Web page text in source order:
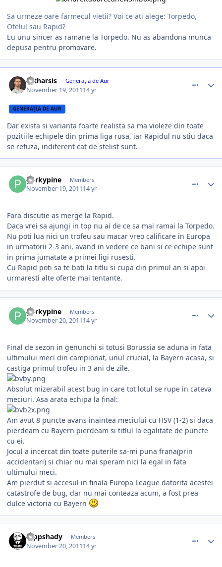
Sa urmeze oare farmecul vietii? Voi ce ati alege: Torpedo,
Otelul sau Rapid?
Eu unu sincer as ramane la Torpedo. Nu as abandona munca
depusa pentru promovare.
catharsis Generaţia de Aur
November 19, 201114 yr
GENERAŢIA DE AUR
Dar exista si varianta foarte realista sa ma violeze din toate
pozitiile echipele din prima liga rusa, iar Rapidul nu stiu daca
se refuza, indiferent cat de stelist sunt.
porkypine Members
November 19, 201114 yr
Fara discutie as merge la Rapid.
Daca vrei sa ajungi in top nu ai de ce sa mai ramai la Torpedo.
Nu poti lua nici un trofeu sau macar vreo calificare in Europa
in urmatorii 2-3 ani, avand in vedere ce bani si ce echipe sunt
in prima jumatate a primei ligi rusesti.
Cu Rapid poti sa te bati la titlu si cupa din primul an si apoi
urmaresti alte oferte mai tentante.
porkypine Members
November 20, 201114 yr
Final de sezon in genunchi si totusi Borussia se aduna in fata
ultimului meci din campionat, unul crucial, la Bayern acasa, si
castiga primul trofeu in 3 ani de zile.
Absolut mizerabil acest bug in care tot lotul se rupe in cateva
meciuri. Asa arata echipa la final:
Am avut 8 puncte avans inaintea meciului cu HSV (1-2) si daca
pierdeam cu Bayern pierdeam si titlul la egalitate de puncte
cu ei.
Jocul a incercat din toate puterile sa-mi puna frana(prin
accidentari) si chiar nu mai speram nici la egal in fata
ultimului meci.
Am pierdut si accesul in finala Europa League datorita acestei
catastrofe de bug, dar nu mai conteaza acum, a fost prea
dulce victoria cu Bayern
rappshady Members
November 20, 201114 yr